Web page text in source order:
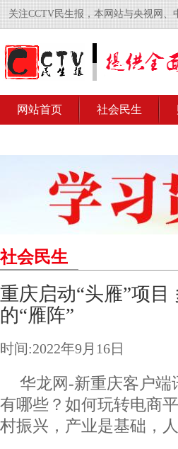
关注CCTV民生报，本网站与央视网、
网站首页 社会民生
社会民生
重庆启动“头雁”项
的“雁阵”
时间:2022年9月16日
华龙网-新重庆客户
有哪些？如何玩转电商
村振兴，产业是基础，人